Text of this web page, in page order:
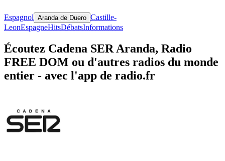
Espagnol Aranda de Duero Castille-
LeonEspagneHitsDébatsInformations
Écoutez Cadena SER Aranda, Radio
FREE DOM ou d'autres radios du monde
entier - avec l'app de radio.fr